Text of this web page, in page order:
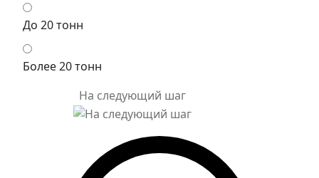
До 20 тонн
Более 20 тонн
На следующий шаг